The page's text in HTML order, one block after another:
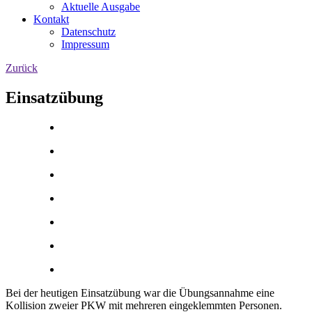
Aktuelle Ausgabe
Kontakt
Datenschutz
Impressum
Zurück
Einsatzübung
Bei der heutigen Einsatzübung war die Übungsannahme eine
Kollision zweier PKW mit mehreren eingeklemmten Personen.